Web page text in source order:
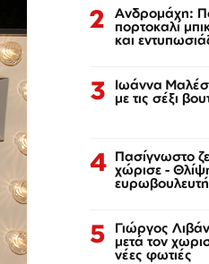
2 Ανδρομάχη:
πορτοκαλί
και
3 Ιωάννα
με τις σέξι
4 Πασίγνωστο
χώρισε -
ευρωβουλευτή
5 Γιώργος
μετά τον
νέες φωτιές